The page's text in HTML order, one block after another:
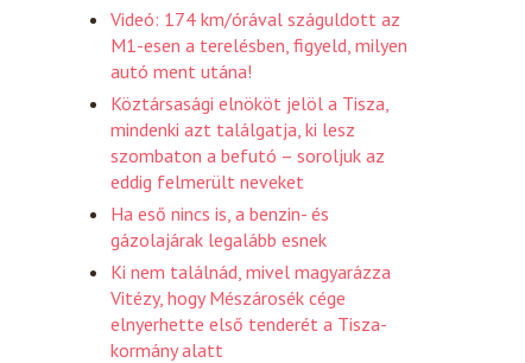
Videó: 174 km/órával száguldott az
M1-esen a terelésben, figyeld, milyen
autó ment utána!
Köztársasági elnököt jelöl a Tisza,
mindenki azt találgatja, ki lesz
szombaton a befutó – soroljuk az
eddig felmerült neveket
Ha eső nincs is, a benzin- és
gázolajárak legalább esnek
Ki nem találnád, mivel magyarázza
Vitézy, hogy Mészárosék cége
elnyerhette első tenderét a Tisza-
kormány alatt